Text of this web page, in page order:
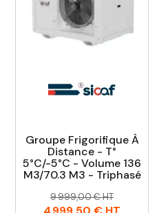
Groupe Frigorifique À
Distance - T°
5°C/-5°C - Volume 136
M3/70.3 M3 - Triphasé
Prix
Prix
habituel
9 999,00 € HT